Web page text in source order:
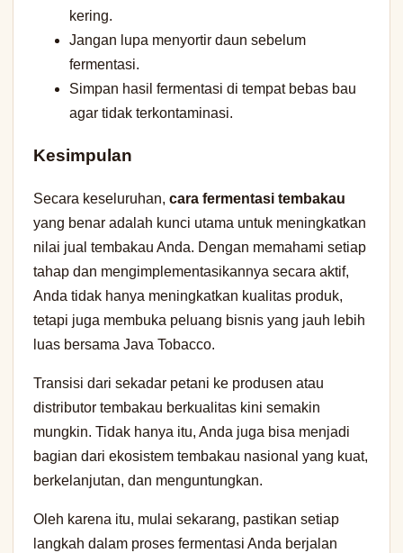
kering.
Jangan lupa menyortir daun sebelum
fermentasi.
Simpan hasil fermentasi di tempat bebas bau
agar tidak terkontaminasi.
Kesimpulan
Secara keseluruhan, cara fermentasi tembakau
yang benar adalah kunci utama untuk meningkatkan
nilai jual tembakau Anda. Dengan memahami setiap
tahap dan mengimplementasikannya secara aktif,
Anda tidak hanya meningkatkan kualitas produk,
tetapi juga membuka peluang bisnis yang jauh lebih
luas bersama Java Tobacco.
Transisi dari sekadar petani ke produsen atau
distributor tembakau berkualitas kini semakin
mungkin. Tidak hanya itu, Anda juga bisa menjadi
bagian dari ekosistem tembakau nasional yang kuat,
berkelanjutan, dan menguntungkan.
Oleh karena itu, mulai sekarang, pastikan setiap
langkah dalam proses fermentasi Anda berjalan